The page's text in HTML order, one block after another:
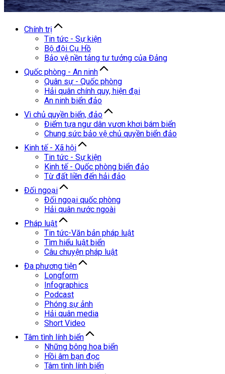
Chính trị
Tin tức - Sự kiện
Bộ đội Cụ Hồ
Bảo vệ nền tảng tư tưởng của Đảng
Quốc phòng - An ninh
Quân sự - Quốc phòng
Hải quân chính quy, hiện đại
An ninh biển đảo
Vì chủ quyền biển, đảo
Điểm tựa ngư dân vươn khơi bám biển
Chung sức bảo vệ chủ quyền biển đảo
Kinh tế - Xã hội
Tin tức - Sự kiện
Kinh tế - Quốc phòng biển đảo
Từ đất liền đến hải đảo
Đối ngoại
Đối ngoại quốc phòng
Hải quân nước ngoài
Pháp luật
Tin tức-Văn bản pháp luật
Tìm hiểu luật biển
Câu chuyện pháp luật
Đa phương tiện
Longform
Infographics
Podcast
Phóng sự ảnh
Hải quân media
Short Video
Tâm tình lính biển
Những bông hoa biển
Hồi âm bạn đọc
Tâm tình lính biển